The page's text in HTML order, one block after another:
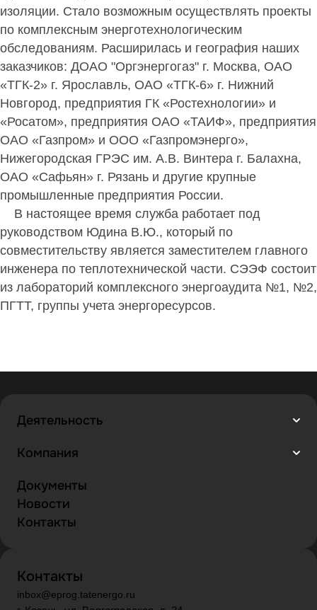
изоляции. Стало возможным осуществлять проекты
по комплексным энерготехнологическим
обследованиям. Расширилась и география наших
заказчиков: ДОАО "Оргэнергогаз" г. Москва, ОАО
«ТГК-2» г. Ярославль, ОАО «ТГК-6» г. Нижний
Новгород, предприятия ГК «Ростехнологии» и
«Росатом», предприятия ОАО «ТАИФ», предприятия
ОАО «Газпром» и ООО «Газпромэнерго»,
Нижегородская ГРЭС им. А.В. Винтера г. Балахна,
ОАО «Сафьян» г. Рязань и другие крупные
промышленные предприятия России.
В настоящее время служба работает под
руководством Юдина В.Ю., который по
совместительству является заместителем главного
инженера по теплотехнической части. СЭЭФ состоит
из лабораторий комплексного энергоаудита №1, №2,
ПГТТ, группы учета энергоресурсов.
Деятельность
Компания
Документы
Новости
Контакты
Контакты
inbox@eprog.tatenergo.ru